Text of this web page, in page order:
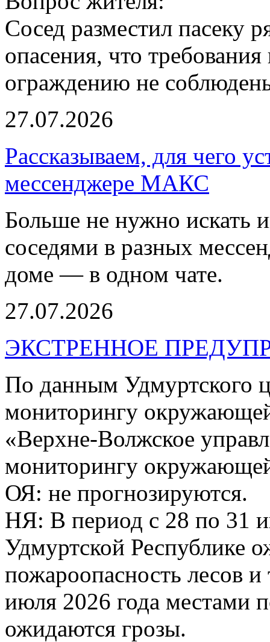
Сосед разместил пасеку
опасения, что
ограждению не
27.07.2026
Рассказываем, для чего
мессенджере МАКС
Больше не нужно искать
соседями в разных
доме — в одном чате.
27.07.2026
ЭКСТРЕННОЕ
По данным Удмуртского
мониторингу
«Верхне-Волжское
мониторингу
ОЯ: не прогнозируются.
НЯ: В период с 28 по 31
Удмуртской Республике
пожароопасность лесов
июля 2026 года местами
ожидаются грозы.